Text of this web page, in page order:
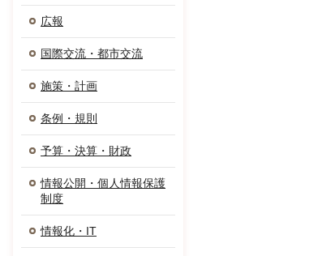
広報
国際交流・都市交流
施策・計画
条例・規則
予算・決算・財政
情報公開・個人情報保護
制度
情報化・IT